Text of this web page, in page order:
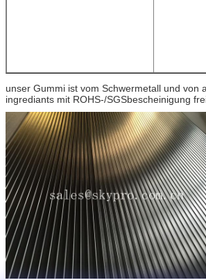
unser Gummi ist vom Schwermetall und von
ingrediants mit ROHS-/SGSbescheinigung